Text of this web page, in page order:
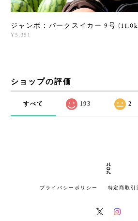
ジャンボ：パークスイカー 9号
¥5,351
ショップの評価
すべて 193 2
プライバシーポリシー 特定商取引